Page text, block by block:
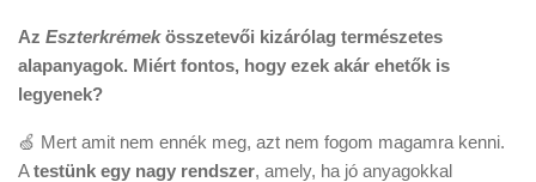
Az Eszterkrémekösszetevői kizárólag természetes
alapanyagok. Miért fontos, hogy ezek akár ehetők is
legyenek?
🍏 Mert amit nem ennék meg, azt nem fogom magamra kenni.
Atestünk egy nagy rendszer, amely, ha jó anyagokkal